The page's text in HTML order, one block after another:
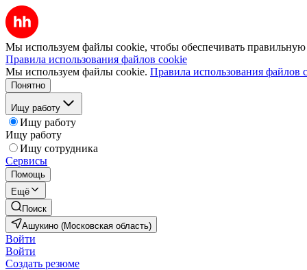
Мы используем файлы cookie, чтобы обеспечивать правильную
Правила использования файлов cookie
Мы используем файлы cookie. Правила использования файлов
Понятно
Ищу работу
Ищу работу
Ищу работу
Ищу сотрудника
Сервисы
Помощь
Ещё
Поиск
Ашукино (Московская область)
Войти
Войти
Создать резюме